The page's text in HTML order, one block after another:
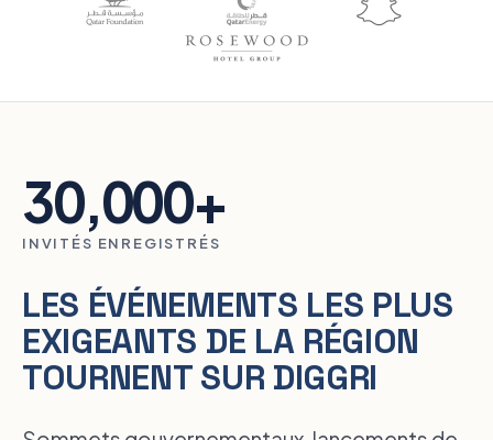
30,000+
INVITÉS ENREGISTRÉS
LES ÉVÉNEMENTS LES PLUS
EXIGEANTS DE LA RÉGION
TOURNENT SUR DIGGRI